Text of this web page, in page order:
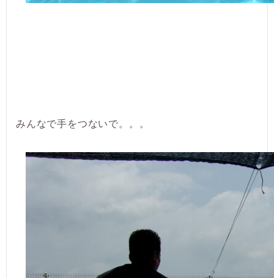
みんなで手をつないで。。。